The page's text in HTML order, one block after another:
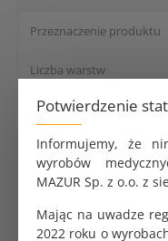
Potwierdzenie
Informujemy, że
wyrobów
MAZUR Sp. z o.o. z
Mając na uwadze
2022 roku o
Przeznaczenie produktu
Liczba warstw
Kolor
Wymiary
Dane logistyczne
Opakowanie jednostkowe